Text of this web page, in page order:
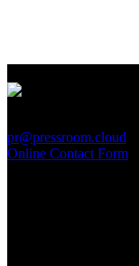
pr@pressroom.cloud
Online Contact Form